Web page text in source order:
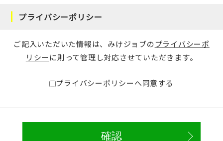
プライバシーポリシー
ご記入いただいた情報は、みけジョブのプライバシーポ
リシー に則って管理し対応させていただきます。
プライバシーポリシーへ同意する